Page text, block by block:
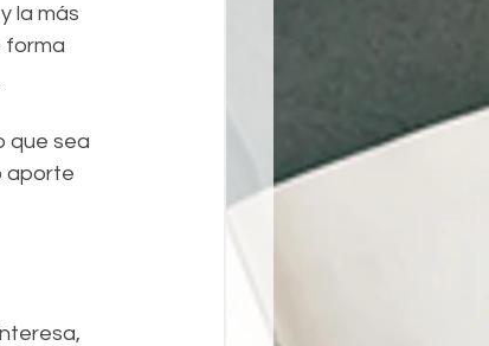
la más
forma
que sea
aporte